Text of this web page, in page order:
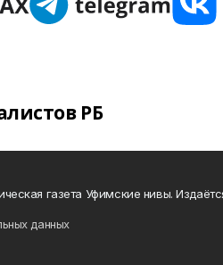
РБ
газета Уфимские нивы.
данных